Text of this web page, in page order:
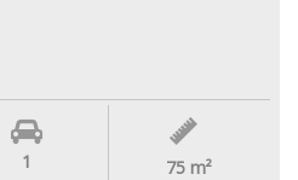
1 75 m²